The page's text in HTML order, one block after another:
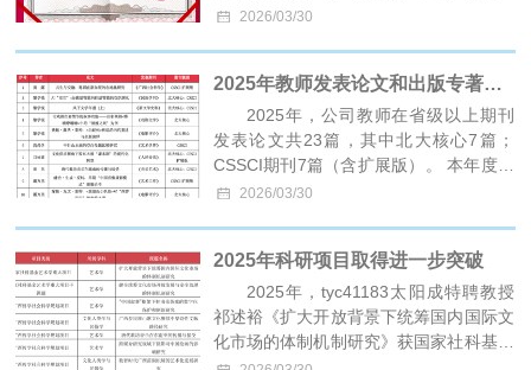
艺术学研究所研究员王永健主讲“器物的
年度，公司举办高水平学术会议5场：
（1）2025年5月9日，公司与越南社会科
学翰林院共同举办“中越城乡非物质文化
遗产可
赛事获奖14项（省级以上7项）。 ——部
2026/03/30
2025年教师发表论文和出版专著取得佳绩
2025年，公司教师在省级以上期刊
发表论文共23篇，其中北大核心7篇；
CSSCI期刊7篇（含扩展版）。 本年度，
公司获立tyc41183太阳成团队建设学术著
—— 部分专著封面——
2026/03/30
2025年科研项目取得进一步突破
2025年，tyc41183太阳成特聘教授
祁述裕《扩大开放背景下统筹国内国际文
化市场的体制机制研究》获国家社科基金